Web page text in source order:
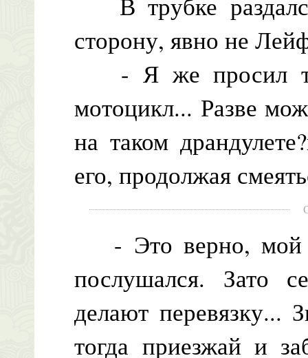
сторону, явно не
- Я же просил
мотоцикл... Разве
на таком
его, продолжая
- Это верно, мой
послушался. Зато
делают перевязку...
тогда приезжай и